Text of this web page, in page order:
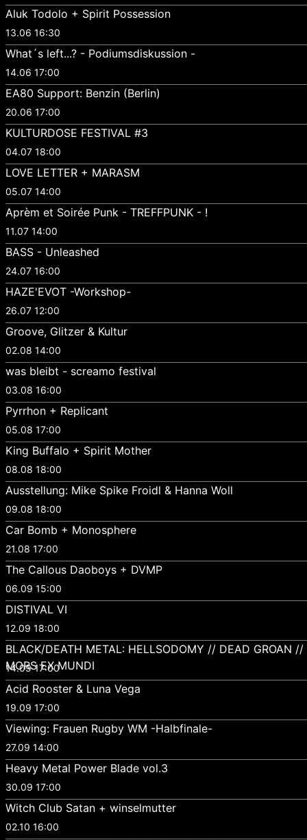
Aluk Todolo + Spirit Possession
13.06 16:30
What´s left...? - Podiumsdiskussion -
14.06 17:00
EA80 Support: Benzin (Berlin)
20.06 17:00
KULTURDOSE FESTIVAL #3
04.07 18:00
LOVE LETTER + MARASM
05.07 14:00
Aprèm et Soirée Punk - TREFFPUNK - !
11.07 14:00
BASS - Unleashed
24.07 16:00
HAZE'EVOT -Workshop-
26.07 12:00
Groove, Glitzer & Kultur
02.08 14:00
was bleibt - screamo festival
03.08 16:00
Pyrrhon + Replicant
05.08 17:00
King Buffalo + Spirit Mother
08.08 18:00
Ausstellung: Mike Spike Froidl & Hanna Woll
09.08 18:00
Car Bomb + Monosphere
21.08 17:00
The Callous Daoboys + DVMP
06.09 15:00
DISTIVAL VI
12.09 18:00
BLACK/DEATH METAL: HELLSODOMY // DEAD GROAN //
MORS EX MUNDI
14.09 17:00
Acid Rooster & Luna Vega
19.09 17:00
Viewing: Frauen Rugby WM -Halbfinale-
27.09 14:00
Heavy Metal Power Blade vol.3
30.09 17:00
Witch Club Satan + winselmutter
02.10 16:00